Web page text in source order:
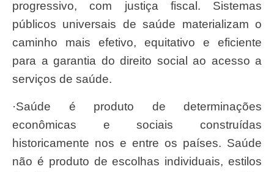
progressivo, com justiça fiscal. Sistemas
públicos universais de saúde materializam o
caminho mais efetivo, equitativo e eficiente
para a garantia do direito social ao acesso a
serviços de saúde.
·Saúde é produto de determinações
econômicas e sociais construídas
historicamente nos e entre os países. Saúde
não é produto de escolhas individuais, estilos